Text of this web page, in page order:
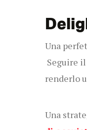
Una
Seguire
renderlo
Una